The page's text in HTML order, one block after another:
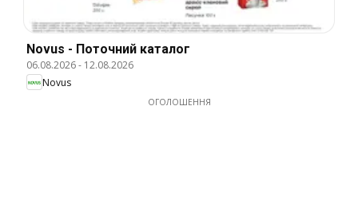
Novus - Поточний каталог
06.08.2026- 12.08.2026
Novus
ОГОЛОШЕННЯ